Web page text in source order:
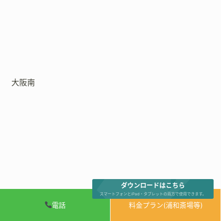
電話 料金プラン(浦和斎場等)
大阪南
ダウンロードはこちら
スマートフォンとiPad・タブレットの両方で使用できます。